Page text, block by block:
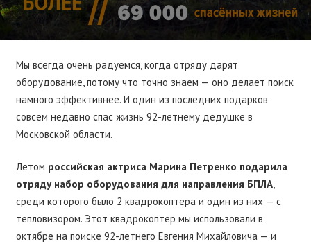
Мы всегда очень радуемся, когда отряду дарят
оборудование, потому что точно знаем — оно делает поиск
намного эффективнее. И один из последних подарков
совсем недавно спас жизнь 92-летнему дедушке в
Московской области.
Летом российская актриса Марина Петренко подарила
отряду набор оборудования для направления БПЛА,
среди которого было 2 квадрокоптера и один из них — с
тепловизором. Этот квадрокоптер мы использовали в
октябре на поиске 92-летнего Евгения Михайловича — и